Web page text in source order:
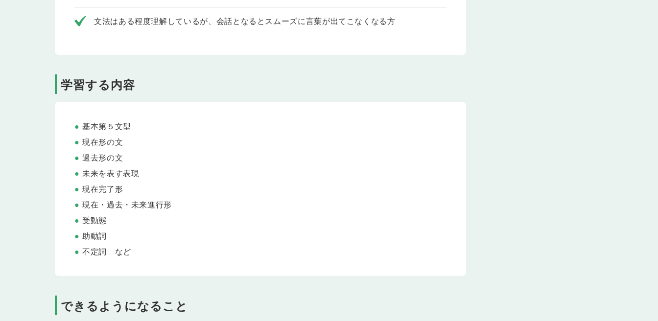
Lesson 8〜11 の内容をおさらいします。
現在完了形の用法 ②
現在完了形(継続・完了)の文を学習します。「私たちは仕事を見つけて以来ニューヨークに住んでいます」のように過去から継続し
Lesson 15 過去形と現在完了形のちがい
去形と現在完了形の文の違いを理解し、会話の中で適切に使い分けができるようになります。
Lesson 16 Environment
環境について話してみましょう。
Lesson 17 テスト
Lesson 13〜16 の内容をおさらいします。
Lesson 18
過去完了形の文を学習します。「私が駅に着いた時、すでに電車は発車していました」のように、ある過去の時点とそれよりも前の
時点に起きたことのつながりを明確にしながら話せるようになります。
Lesson 19 未来完了形
Lesson 18〜19 の内容をおさらいします。
文法はある程度理解しているが、会話となるとスムーズに言葉が出てこなくなる方
学習する内容
基本第５文型
現在形の文
過去形の文
未来を表す表現
現在完了形
現在・過去・未来進行形
受動態
助動詞
不定詞 など
できるようになること